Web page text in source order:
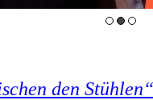
den